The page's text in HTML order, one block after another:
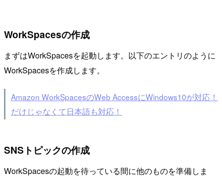
WorkSpacesの作成
まずはWorkSpacesを起動します。以下のエントリのように
WorkSpacesを作成します。
Amazon WorkSpacesのWeb AccessにWindows10が対応！
だけじゃなくて日本語も対応！
SNSトピックの作成
WorkSpacesの起動を待っている間に他のものを準備しま